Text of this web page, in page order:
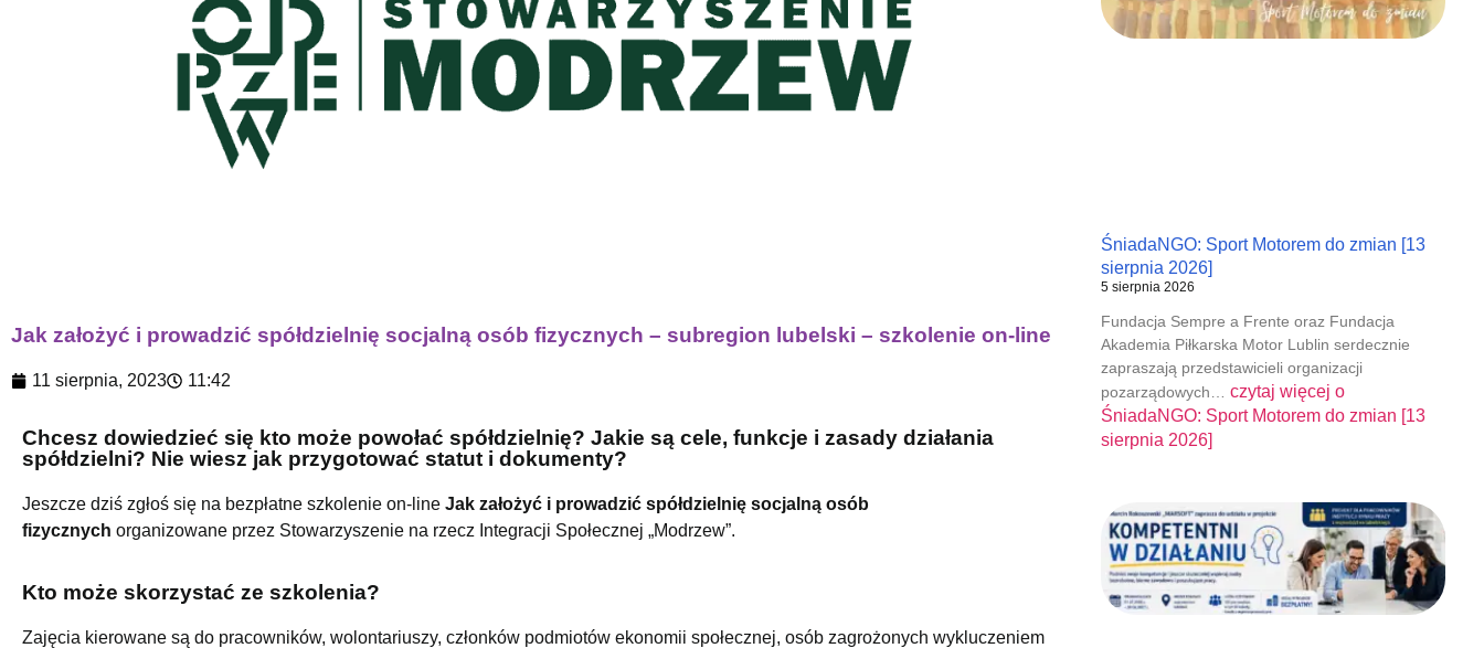
Jak założyć i prowadzić spółdzielnię socjalną osób fizycznych – subregion lubelski – szkolenie on-line
11 sierpnia, 2023 11:42
Chcesz dowiedzieć się kto może powołać spółdzielnię? Jakie są cele, funkcje i zasady działania
spółdzielni? Nie wiesz jak przygotować statut i dokumenty?
Jeszcze dziś zgłoś się na bezpłatne szkolenie on-line Jak założyć i prowadzić spółdzielnię socjalną osób
fizycznych organizowane przez Stowarzyszenie na rzecz Integracji Społecznej „Modrzew”.
Kto może skorzystać ze szkolenia?
Zajęcia kierowane są do pracowników, wolontariuszy, członków podmiotów ekonomii społecznej, osób zagrożonych wykluczeniem
ŚniadaNGO: Sport Motorem do zmian [13
sierpnia 2026]
5 sierpnia 2026
Fundacja Sempre a Frente oraz Fundacja
Akademia Piłkarska Motor Lublin serdecznie
zapraszają przedstawicieli organizacji
pozarządowych… czytaj więcej o
ŚniadaNGO: Sport Motorem do zmian [13
sierpnia 2026]